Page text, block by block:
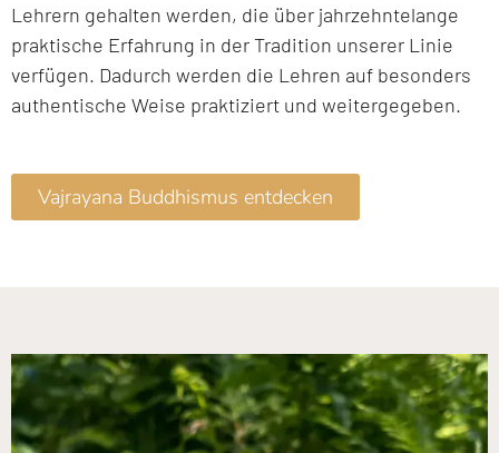
Lehrern gehalten werden, die über jahrzehntelange
praktische Erfahrung in der Tradition unserer Linie
verfügen. Dadurch werden die Lehren auf besonders
authentische Weise praktiziert und weitergegeben.
Vajrayana Buddhismus entdecken